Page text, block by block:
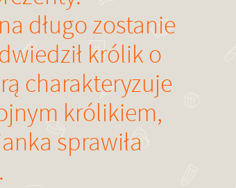
długo zostanie
królik o
charakteryzuje
królikiem,
sprawiła